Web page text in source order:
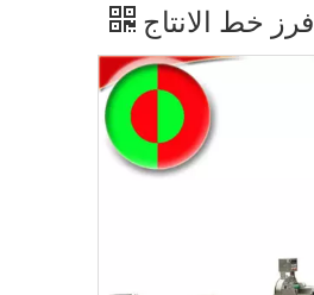
فرز خط الانتاج